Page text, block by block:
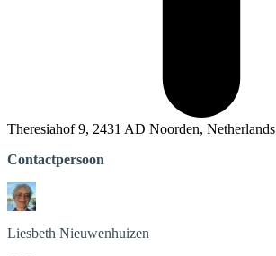
Theresiahof 9, 2431 AD Noorden, Netherlands
Contactpersoon
Liesbeth Nieuwenhuizen